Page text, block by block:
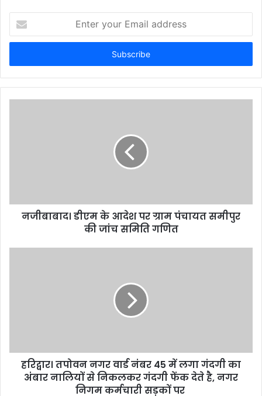
your
Email
नजीबाबाद। डीएम के आदेश पर ग्राम पंचायत समीपुर
की जांच समिति गणित
हरिद्वार। तपोवन नगर वार्ड नंबर 45 में लगा गंदगी का
अंबार नालियों से निकलकर गंदगी फेंक देते है, नगर
निगम कर्मचारी सड़कों पर